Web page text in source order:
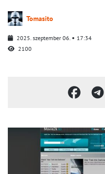
Tomasito
2025. szeptember 06.
17:34
2100